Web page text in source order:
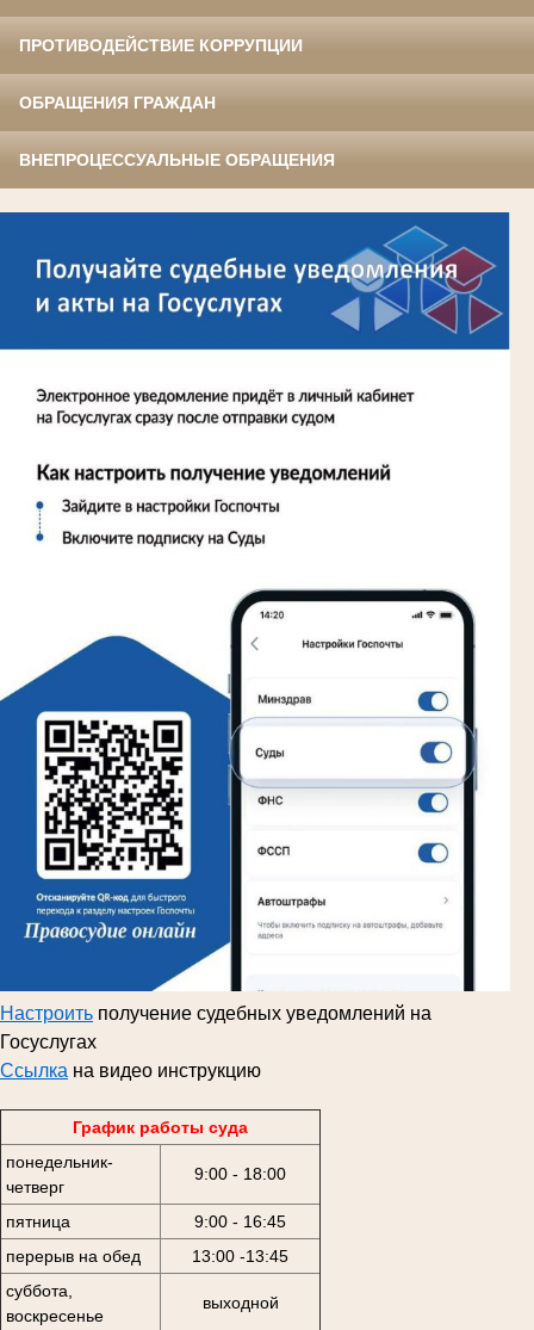
ПРОТИВОДЕЙСТВИЕ КОРРУПЦИИ
ОБРАЩЕНИЯ ГРАЖДАН
ВНЕПРОЦЕССУАЛЬНЫЕ ОБРАЩЕНИЯ
Настроить получение судебных уведомлений на
Госуслугах
Ссылка на видео инструкцию
График работы суда
понедельник-
четверг
9:00 - 18:00
пятница
9:00 - 16:45
перерыв на обед
13:00 -13:45
суббота,
воскресенье
выходной